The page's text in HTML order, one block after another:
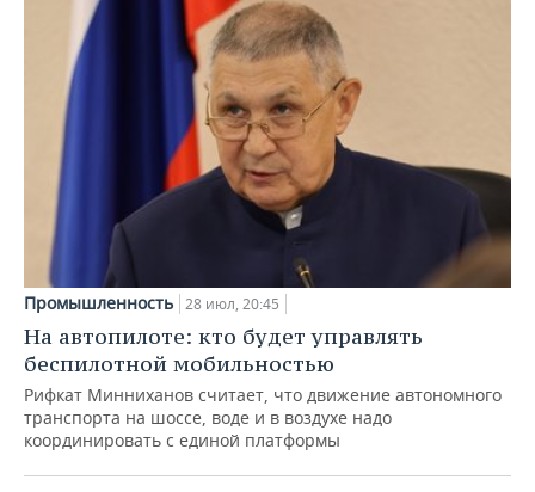
Промышленность 28 июл, 20:45
На автопилоте: кто будет управлять
беспилотной мобильностью
Рифкат Минниханов считает, что движение автономного
транспорта на шоссе, воде и в воздухе надо
координировать с единой платформы